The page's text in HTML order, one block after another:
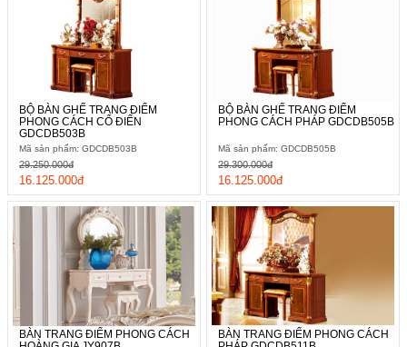
BỘ BÀN GHẾ TRANG ĐIỂM
PHONG CÁCH CỔ ĐIỂN
GDCDB503B
Mã sản phẩm: GDCDB503B
16.125.000đ
29.250.000đ
BỘ BÀN GHẾ TRANG ĐIỂM
PHONG CÁCH PHÁP GDCDB505B
Mã sản phẩm: GDCDB505B
16.125.000đ
29.300.000đ
BÀN TRANG ĐIỂM PHONG CÁCH
BÀN TRANG ĐIỂM PHONG CÁCH